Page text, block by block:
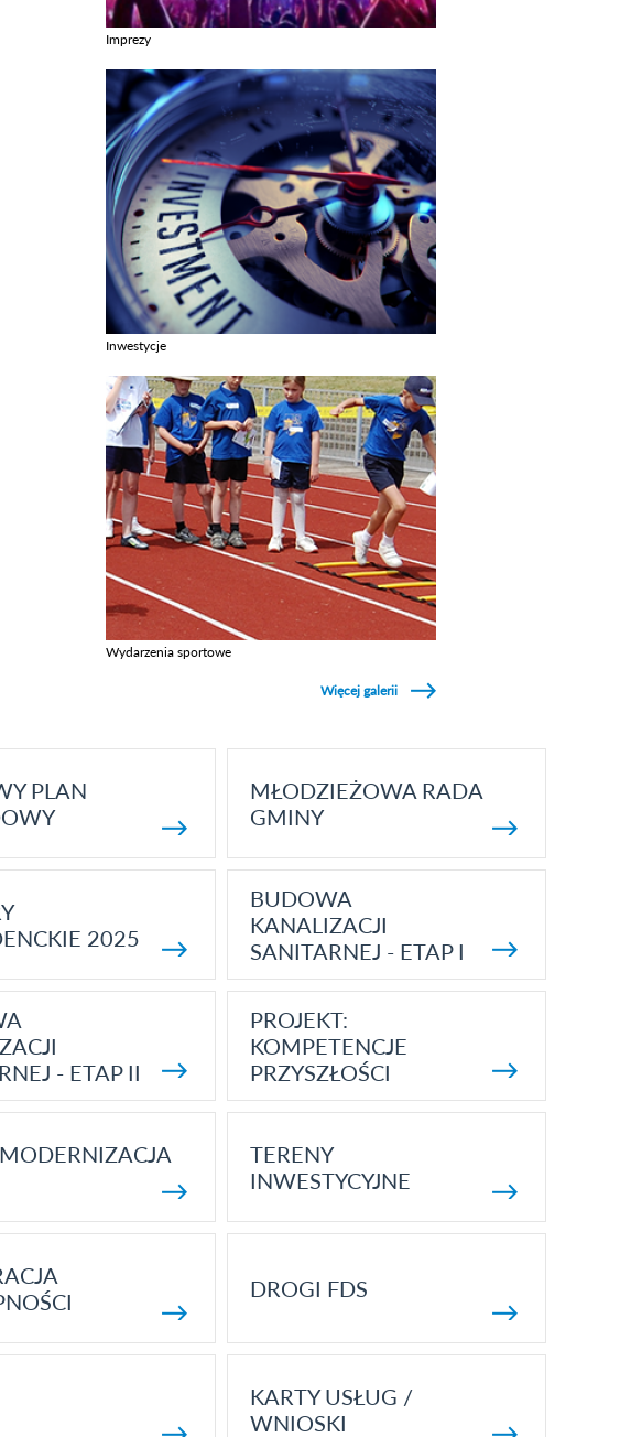
Imprezy
Inwestycje
Wydarzenia sportowe
Więcej galerii
PLAN
MŁODZIEŻOWA RADA
GMINY
2025
BUDOWA
KANALIZACJI
SANITARNEJ - ETAP I
- ETAP II
PROJEKT:
KOMPETENCJE
PRZYSZŁOŚCI
TERENY
INWESTYCYJNE
DROGI FDS
KARTY USŁUG /
WNIOSKI